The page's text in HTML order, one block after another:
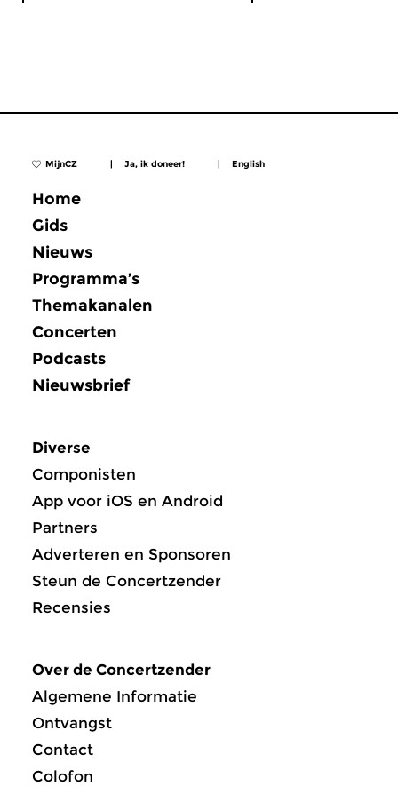
MijnCZ | Ja, ik doneer! | English
Home
Gids
Nieuws
Programma’s
Themakanalen
Concerten
Podcasts
Nieuwsbrief
Diverse
Componisten
App voor iOS en Android
Partners
Adverteren en Sponsoren
Steun de Concertzender
Recensies
Over de Concertzender
Algemene Informatie
Ontvangst
Contact
Colofon